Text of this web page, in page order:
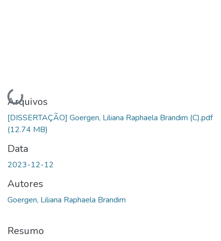
Carregando...
Arquivos
[DISSERTAÇÃO] Goergen, Liliana Raphaela Brandim (C).pdf
(12.74 MB)
Data
2023-12-12
Autores
Goergen, Liliana Raphaela Brandim
Resumo